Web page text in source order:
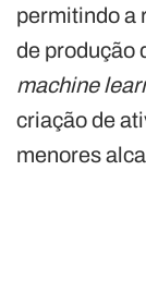
permitindo a
de produção
machine
criação de
menores